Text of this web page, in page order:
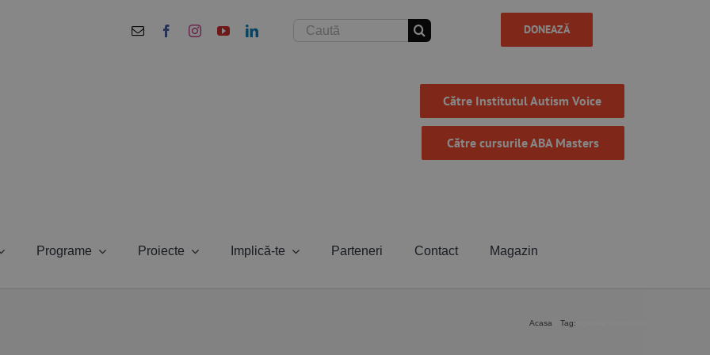
Cautare... DONEAZĂ
Către Institutul Autism Voice
Către cursurile ABA Masters
Programe Proiecte Implică-te Parteneri Contact Magazin
Acasa Tag: